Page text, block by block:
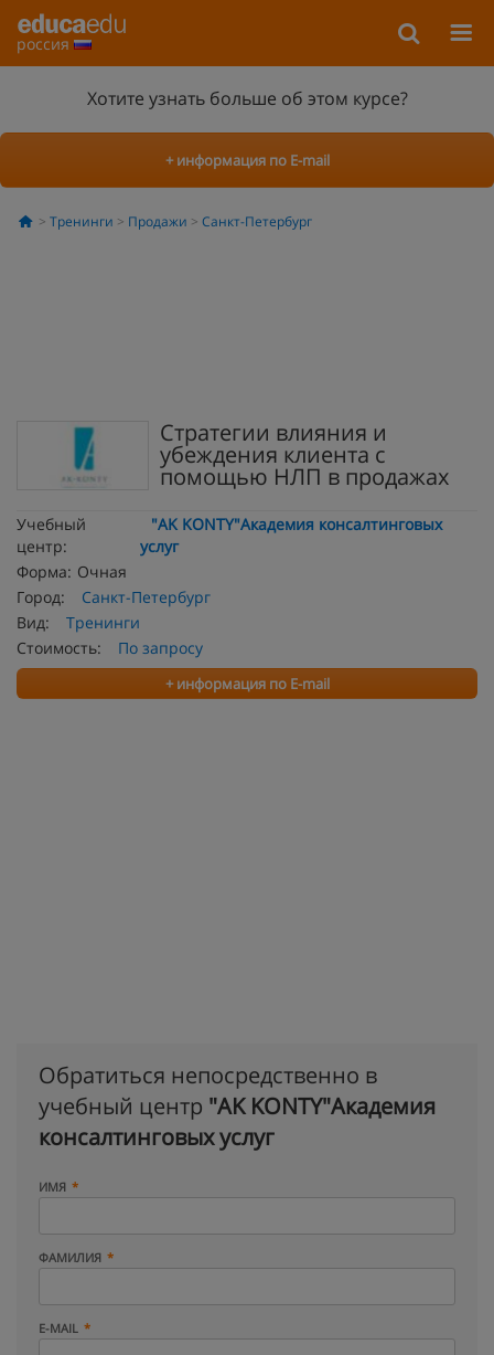
россия
Хотите узнать больше об этом курсе?
+ информация по E-mail
Тренинги Продажи Санкт-Петербург
Стратегии влияния и
убеждения клиента с
помощью НЛП в продажах
Учебный
центр:
"AK KONTY"Академия консалтинговых
услуг
Форма: Очная
Город:
Санкт-Петербург
Вид:
Тренинги
Стоимость:
По запросу
+ информация по E-mail
Обратиться непосредственно в
учебный центр "AK KONTY"Академия
консалтинговых услуг
ИМЯ
ФАМИЛИЯ
E-MAIL